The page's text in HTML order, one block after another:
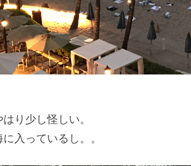
はり少し怪しい。
に入っているし。。